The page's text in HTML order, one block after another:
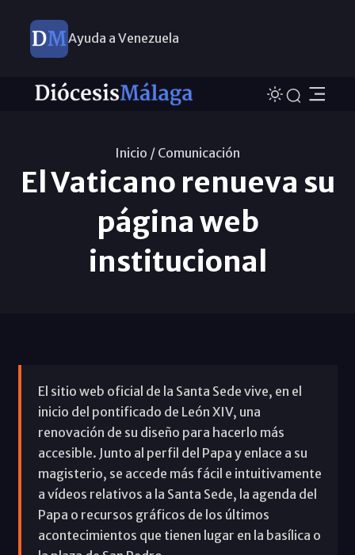
Ayuda a Venezuela
Inicio / Comunicación
El Vaticano renueva su
página web
institucional
El sitio web oficial de la Santa Sede vive, en el
inicio del pontificado de León XIV, una
renovación de su diseño para hacerlo más
accesible. Junto al perfil del Papa y enlace a su
magisterio, se accede más fácil e intuitivamente
a vídeos relativos a la Santa Sede, la agenda del
Papa o recursos gráficos de los últimos
acontecimientos que tienen lugar en la basílica o